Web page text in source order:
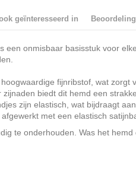
geïnteresseerd in
een onmisbaar basisstuk voor
fijnribstof, wat
zijnaden biedt dit hemd een
zijn elastisch, wat bijdraagt
met een elastisch
te onderhouden. Was het